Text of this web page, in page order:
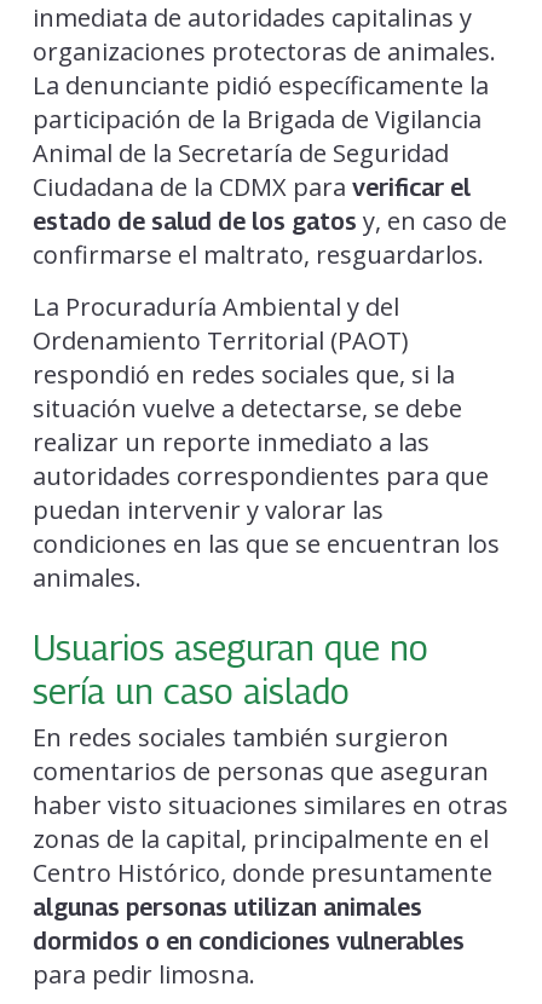
inmediata de autoridades capitalinas y
organizaciones protectoras de animales.
La denunciante pidió específicamente la
participación de la Brigada de Vigilancia
Animal de la Secretaría de Seguridad
Ciudadana de la CDMX para verificar el
estado de salud de los gatos y, en caso de
confirmarse el maltrato, resguardarlos.
La Procuraduría Ambiental y del
Ordenamiento Territorial (PAOT)
respondió en redes sociales que, si la
situación vuelve a detectarse, se debe
realizar un reporte inmediato a las
autoridades correspondientes para que
puedan intervenir y valorar las
condiciones en las que se encuentran los
animales.
Usuarios aseguran que no
sería un caso aislado
En redes sociales también surgieron
comentarios de personas que aseguran
haber visto situaciones similares en otras
zonas de la capital, principalmente en el
Centro Histórico, donde presuntamente
algunas personas utilizan animales
dormidos o en condiciones vulnerables
para pedir limosna.